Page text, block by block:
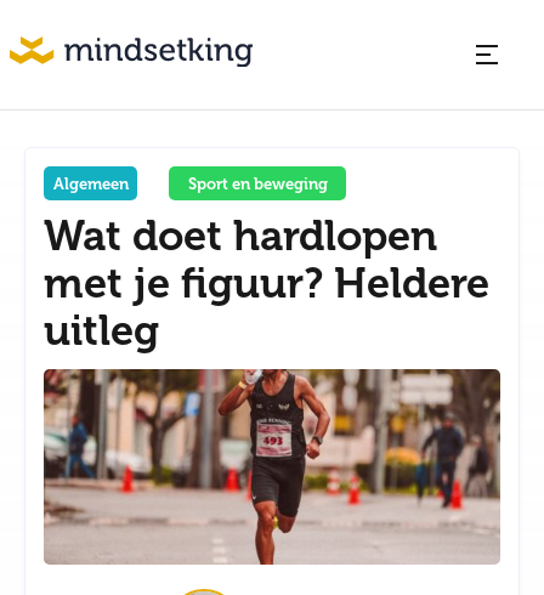
Algemeen Sport en beweging
Wat doet hardlopen
met je figuur? Heldere
uitleg